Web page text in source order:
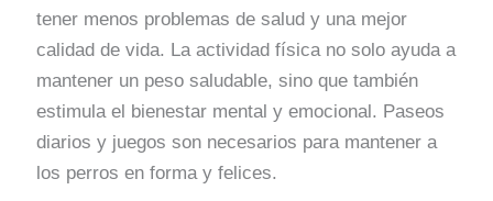
tener menos problemas de salud y una mejor
calidad de vida. La actividad física no solo ayuda a
mantener un peso saludable, sino que también
estimula el bienestar mental y emocional. Paseos
diarios y juegos son necesarios para mantener a
los perros en forma y felices.